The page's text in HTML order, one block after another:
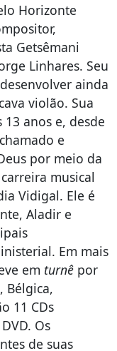
Horizonte
Getsêmani
Linhares. Seu
ainda
violão. Sua
13 anos e, desde
e
por meio da
musical
Vidigal. Ele é
Aladir e
Em mais
em turnê por
Bélgica,
11 CDs
Os
de suas